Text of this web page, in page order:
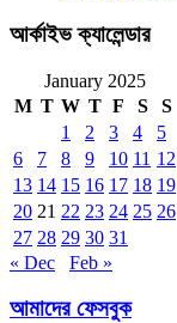
আর্কাইভ ক্যালেন্ডার
January 2025
M T W T F S
S
1
2 3 4
5
6
7 8 9 10 11 12
13 14 15 16 17 18 19
20 21 22 23 24 25 26
27 28 29 30 31
« Dec
Feb »
আমাদের ফেসবুক